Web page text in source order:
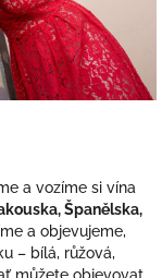
a vozíme si vína
Španělska,
a objevujeme,
– bílá, růžová,